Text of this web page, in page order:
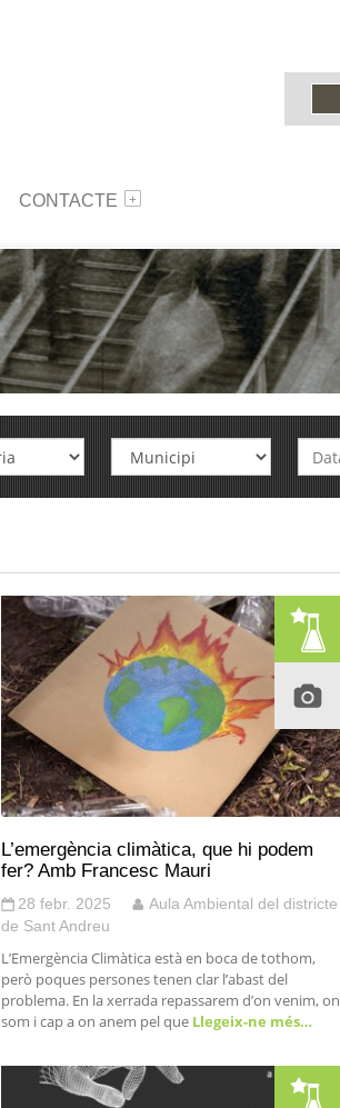
CONTACTE
L’emergència climàtica, que hi podem
fer? Amb Francesc Mauri
28 febr. 2025
Aula Ambiental del districte
de Sant Andreu
L’Emergència Climàtica està en boca de tothom,
però poques persones tenen clar l’abast del
problema. En la xerrada repassarem d’on venim, on
som i cap a on anem pel queLlegeix-ne més…